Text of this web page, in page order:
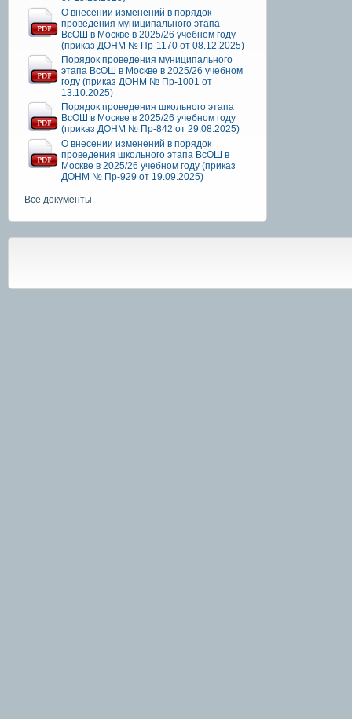
О внесении изменений в порядок
проведения муниципального этапа
ВсОШ в Москве в 2025/26 учебном году
(приказ ДОНМ № Пр-1170 от 08.12.2025)
Порядок проведения муниципального
этапа ВсОШ в Москве в 2025/26 учебном
году (приказ ДОНМ № Пр-1001 от
13.10.2025)
Порядок проведения школьного этапа
ВсОШ в Москве в 2025/26 учебном году
(приказ ДОНМ № Пр-842 от 29.08.2025)
О внесении изменений в порядок
проведения школьного этапа ВсОШ в
Москве в 2025/26 учебном году (приказ
ДОНМ № Пр-929 от 19.09.2025)
Все документы